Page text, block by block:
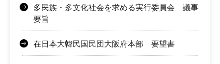
多民族・多文化社会を求める実行委員会 議事
要旨
在日本大韓民国民団大阪府本部 要望書